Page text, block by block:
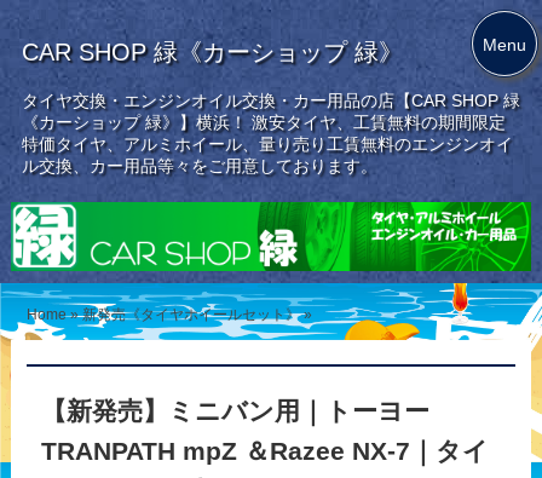
CAR SHOP 緑《カーショップ 緑》
タイヤ交換・エンジンオイル交換・カー用品の店【CAR SHOP 緑
《カーショップ 緑》】横浜！ 激安タイヤ、工賃無料の期間限定
特価タイヤ、アルミホイール、量り売り工賃無料のエンジンオイ
ル交換、カー用品等々をご用意しております。
Home »新発売《タイヤホイールセット》 »
【新発売】ミニバン用｜トーヨー
TRANPATH mpZ ＆Razee NX-7｜タイ
Menu